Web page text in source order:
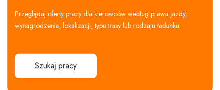
Przeglądaj oferty pracy dla kierowców według prawa jazdy,
wynagrodzenia, lokalizacji, typu trasy lub rodzaju ładunku.
Szukaj pracy